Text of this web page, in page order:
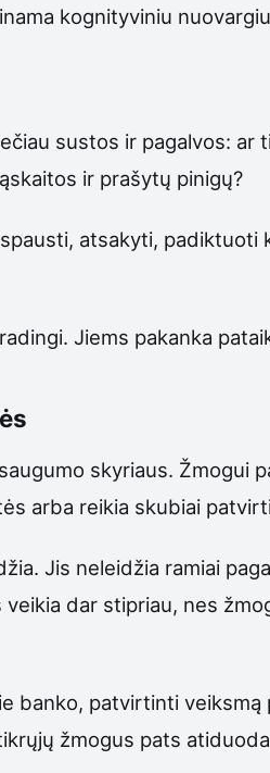
kognityviniu
sustos ir pagalvos:
ir prašytų pinigų?
atsakyti,
Jiems pakanka
skyriaus. Žmogui
arba reikia skubiai
Jis neleidžia ramiai
dar stipriau, nes
banko, patvirtinti
žmogus pats